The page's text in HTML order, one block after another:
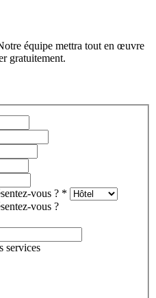
équipe mettra tout en œuvre
gratuitement.
vous ? *
vous ?
services